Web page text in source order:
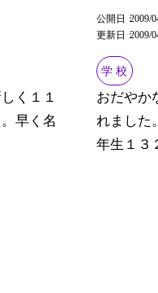
く１１
早く名
公開日
2009/
更新日
2009/
学 校
おだやか
れました
年生１３